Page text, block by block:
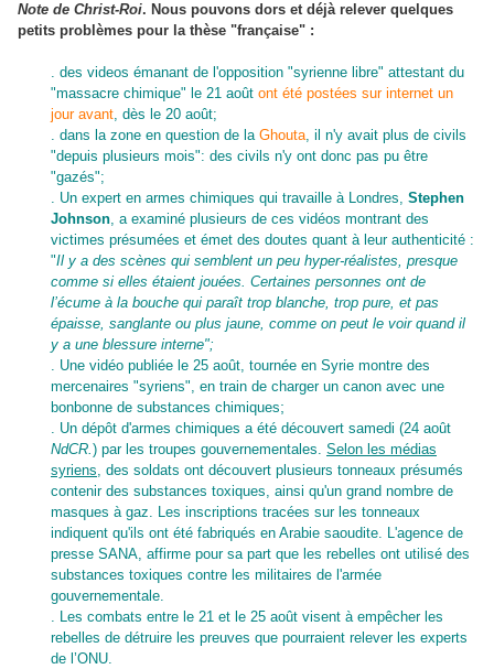
Note de Christ-Roi. Nous pouvons dors et déjà relever quelques
petits problèmes pour la thèse "française" :
. des videos émanant de l'opposition "syrienne libre" attestant du
"massacre chimique" le 21 août ont été postées sur internet un
jour avant, dès le 20 août;
. dans la zone en question de la Ghouta, il n'y avait plus de civils
"depuis plusieurs mois": des civils n'y ont donc pas pu être
"gazés";
. Un expert en armes chimiques qui travaille à Londres, Stephen
Johnson, a examiné plusieurs de ces vidéos montrant des
victimes présumées et émet des doutes quant à leur authenticité :
"Il y a des scènes qui semblent un peu hyper-réalistes, presque
comme si elles étaient jouées. Certaines personnes ont de
l’écume à la bouche qui paraît trop blanche, trop pure, et pas
épaisse, sanglante ou plus jaune, comme on peut le voir quand il
y a une blessure interne";
. Une vidéo publiée le 25 août, tournée en Syrie montre des
mercenaires "syriens", en train de charger un canon avec une
bonbonne de substances chimiques;
. Un dépôt d'armes chimiques a été découvert samedi (24 août
NdCR.) par les troupes gouvernementales. Selon les médias
syriens, des soldats ont découvert plusieurs tonneaux présumés
contenir des substances toxiques, ainsi qu'un grand nombre de
masques à gaz. Les inscriptions tracées sur les tonneaux
indiquent qu'ils ont été fabriqués en Arabie saoudite. L'agence de
presse SANA, affirme pour sa part que les rebelles ont utilisé des
substances toxiques contre les militaires de l'armée
gouvernementale.
. Les combats entre le 21 et le 25 août visent à empêcher les
rebelles de détruire les preuves que pourraient relever les experts
de l’ONU.